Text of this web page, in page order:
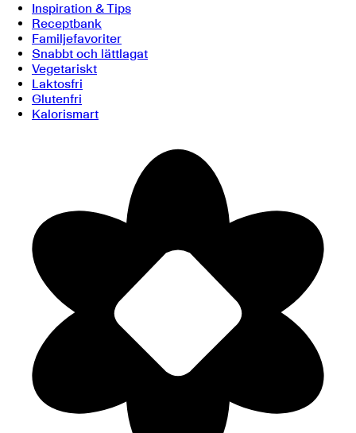
Inspiration & Tips
Receptbank
Familjefavoriter
Snabbt och lättlagat
Vegetariskt
Laktosfri
Glutenfri
Kalorismart